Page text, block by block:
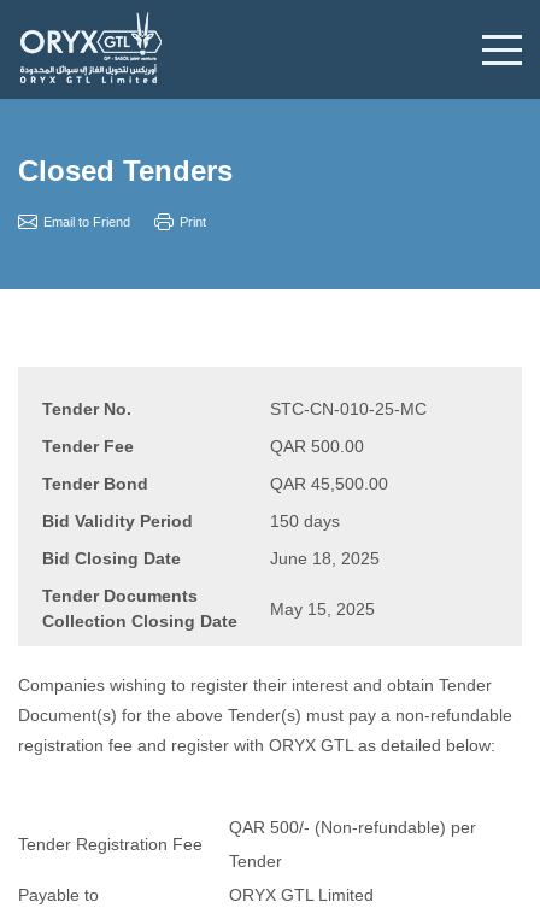
Closed Tenders
Email to Friend Print
Tender No.
STC-CN-010-25-MC
Tender Fee
QAR 500.00
Tender Bond
QAR 45,500.00
Bid Validity Period
150 days
Bid Closing Date
June 18, 2025
Tender Documents
Collection Closing Date
May 15, 2025
Companies wishing to register their interest and obtain Tender
Document(s) for the above Tender(s) must pay a non-refundable
registration fee and register with ORYX GTL as detailed below:
Tender Registration Fee
QAR 500/- (Non-refundable) per
Tender
Payable to
ORYX GTL Limited